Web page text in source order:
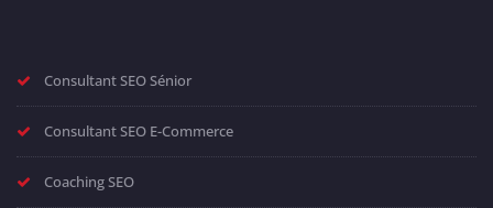
Consultant SEO Sénior
Consultant SEO E-Commerce
Coaching SEO